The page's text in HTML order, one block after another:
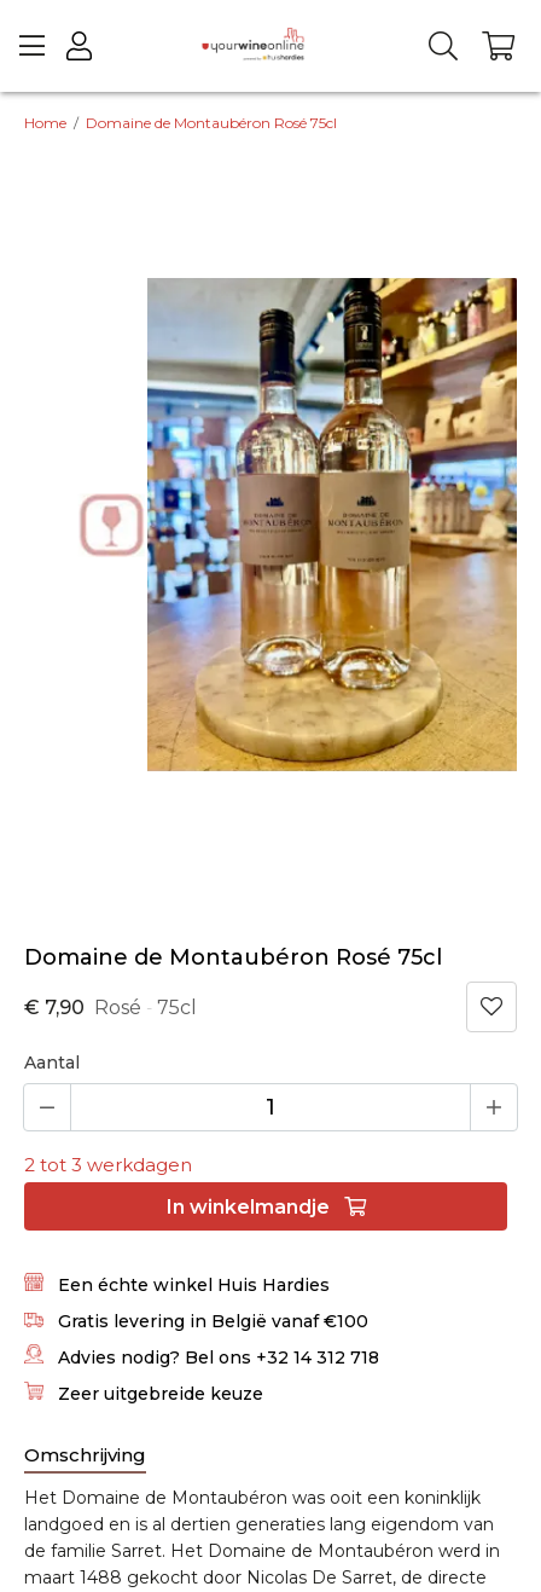
Home / Domaine de Montaubéron Rosé 75cl
Domaine de Montaubéron Rosé 75cl
€ 7,90 Rosé - 75cl
Aantal
2 tot 3 werkdagen
In winkelmandje
Een échte winkel Huis Hardies
Gratis levering in België vanaf €100
Advies nodig? Bel ons +32 14 312 718
Zeer uitgebreide keuze
Omschrijving
Het Domaine de Montaubéron was ooit een koninklijk
landgoed en is al dertien generaties lang eigendom van
de familie Sarret. Het Domaine de Montaubéron werd in
maart 1488 gekocht door Nicolas De Sarret, de directe